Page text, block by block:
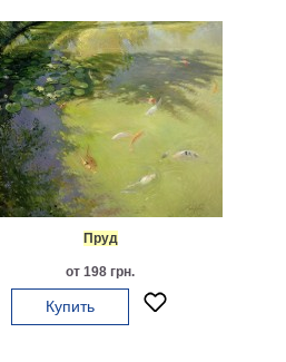
Пруд
от 198 грн.
Купить